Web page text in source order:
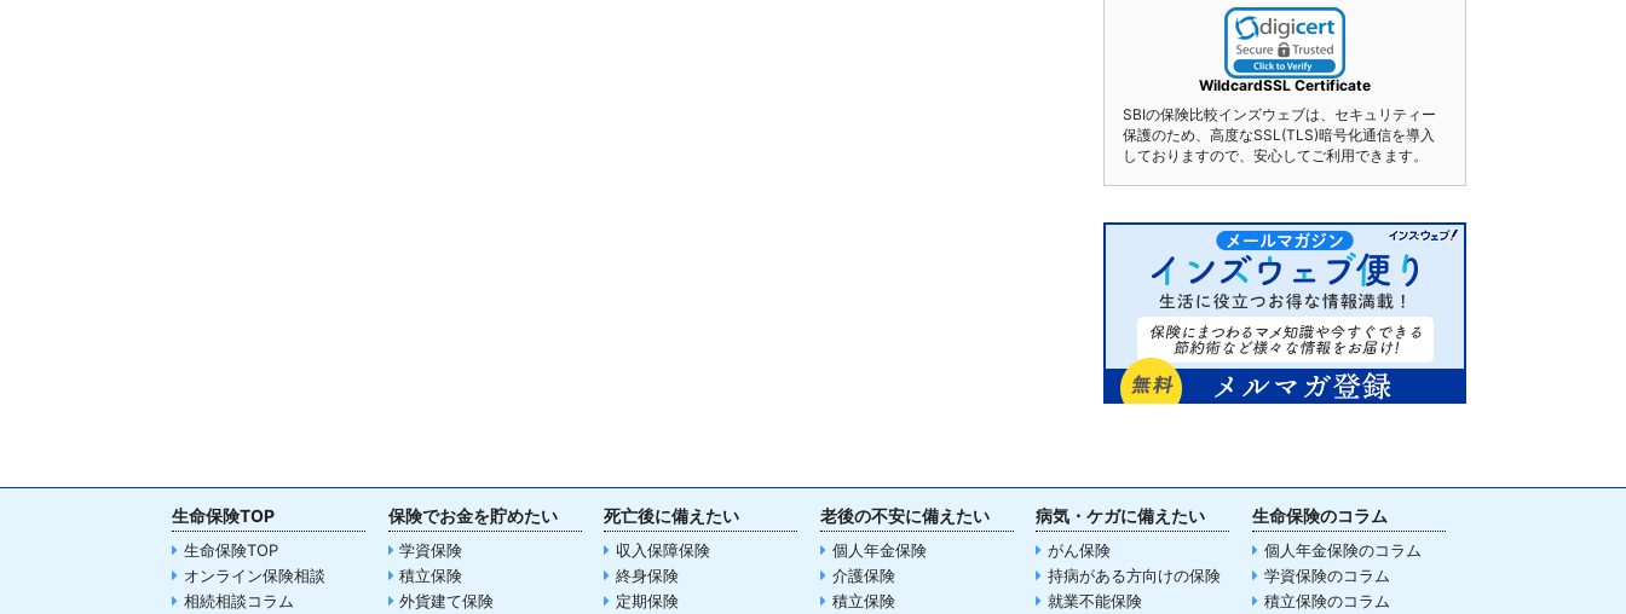
WildcardSSL Certificate
SBIの保険比較インズウェブは、セキュリティー
保護のため、高度なSSL(TLS)暗号化通信を導入
しておりますので、安心してご利用できます。
生命保険TOP
生命保険TOP
オンライン保険相談
相続相談コラム
保険でお金を貯めたい
学資保険
積立保険
外貨建て保険
死亡後に備えたい
収入保障保険
終身保険
定期保険
老後の不安に備えたい
個人年金保険
介護保険
積立保険
病気・ケガに備えたい
がん保険
持病がある方向けの保険
就業不能保険
生命保険のコラム
個人年金保険のコラム
学資保険のコラム
積立保険のコラム